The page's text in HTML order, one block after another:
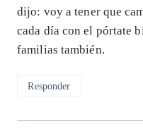
dijo: voy a tener que
cada día con el pórtate
familias también.
Responder